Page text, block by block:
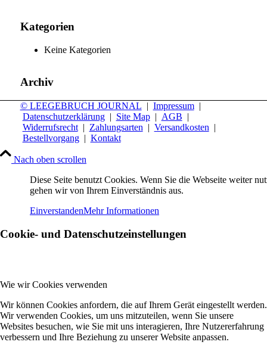
Kategorien
Keine Kategorien
Archiv
© LEEGEBRUCH JOURNAL | Impressum|
Datenschutzerklärung| Site Map| AGB |
Widerrufsrecht| Zahlungsarten | Versandkosten |
Bestellvorgang| Kontakt
Nach oben scrollen
Diese Seite benutzt Cookies. Wenn Sie die Webseite weiter
gehen wir von Ihrem Einverständnis aus.
EinverstandenMehr Informationen
Cookie- und Datenschutzeinstellungen
Wie wir Cookies verwenden
Wir können Cookies anfordern, die auf Ihrem Gerät eingestellt werden.
Wir verwenden Cookies, um uns mitzuteilen, wenn Sie unsere
Websites besuchen, wie Sie mit uns interagieren, Ihre Nutzererfahrung
verbessern und Ihre Beziehung zu unserer Website anpassen.